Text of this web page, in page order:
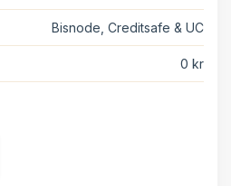
Bisnode, Creditsafe & UC
0 kr